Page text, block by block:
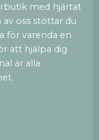
med hjärtat
av oss stöttar du
för varenda en
att hjälpa dig
är alla